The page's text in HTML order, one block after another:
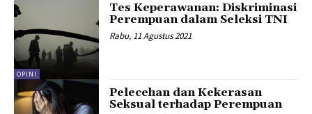
OPINI
Tes Keperawanan: Diskriminasi
Perempuan dalam Seleksi TNI
Rabu, 11 Agustus 2021
Pelecehan dan Kekerasan
Seksual terhadap Perempuan